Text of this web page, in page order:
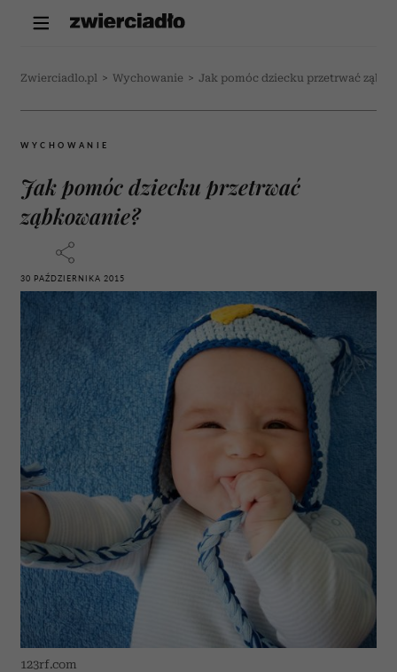
Zwierciadlo.pl > Wychowanie > Jak pomóc dziecku przetrwać
WYCHOWANIE
Jak pomóc dziecku przetrwać
ząbkowanie?
30 PAŹDZIERNIKA 2015
123rf.com